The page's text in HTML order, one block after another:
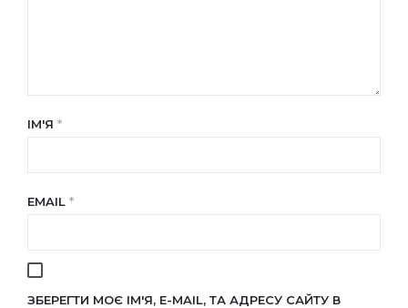
ІМ'Я *
EMAIL *
ЗБЕРЕГТИ МОЄ ІМ'Я, E-MAIL, ТА АДРЕСУ САЙТУ В